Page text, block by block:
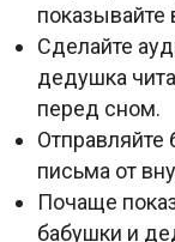
показывайте
Сделайте
дедушка
перед сном.
письма от
Почаще
бабушки и